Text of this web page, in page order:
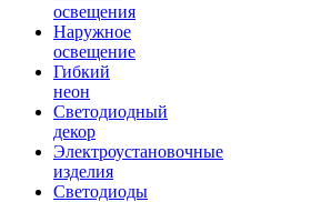
освещения
Наружное
освещение
Гибкий
неон
Светодиодный
декор
Электроустановочные
изделия
Светодиоды